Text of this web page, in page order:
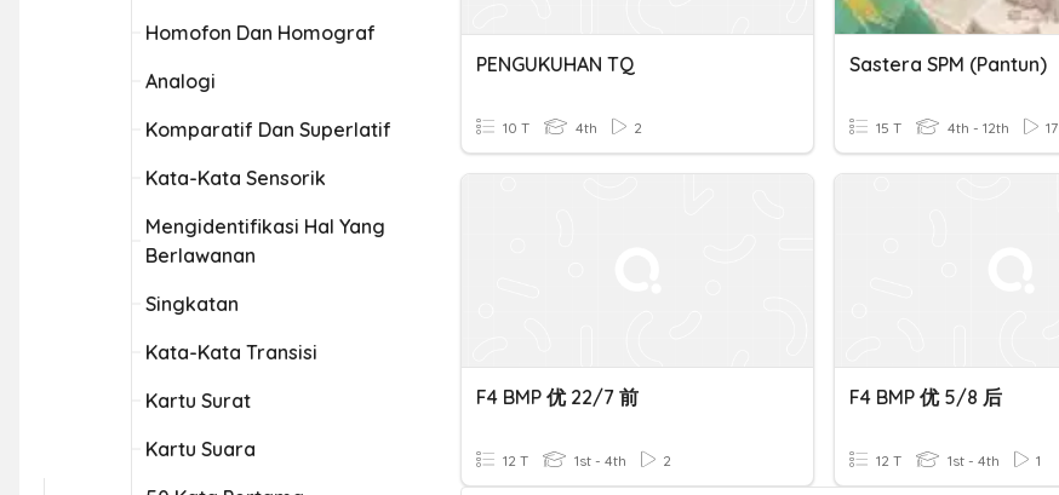
Homofon Dan Homograf
Analogi
Komparatif Dan Superlatif
Kata-Kata Sensorik
Mengidentifikasi Hal Yang
Berlawanan
Singkatan
Kata-Kata Transisi
Kartu Surat
Kartu Suara
PENGUKUHAN TQ
10 T 4th 2
Sastera SPM (Pantun)
15 T 4th - 12th 17
F4 BMP 优 22/7 前
12 T 1st - 4th 2
F4 BMP 优 5/8 后
12 T 1st - 4th 1